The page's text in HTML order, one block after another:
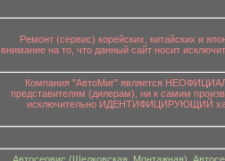
Ремонт (сервис) корейских, китайских и
внимание на то, что данный сайт носит
Компания "АвтоМиг" является
представителям (дилерам), ни к самим
исключительно ИДЕНТИФИЦИРУЮЩИЙ